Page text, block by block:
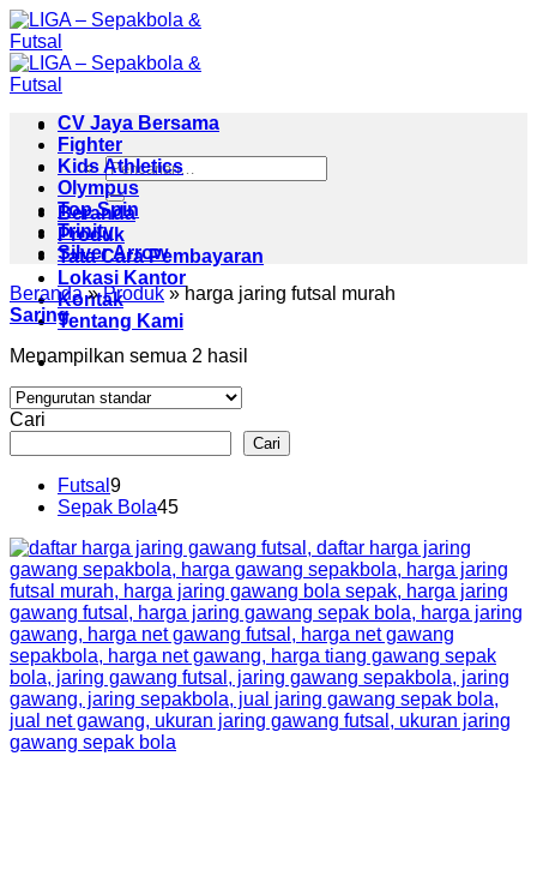
Skip
to
content
Pencarian
untuk:
Beranda
Produk
Tata Cara Pembayaran
Lokasi Kantor
Kontak
Tentang Kami
CV Jaya Bersama
Fighter
Kids Athletics
Olympus
Top Spin
Trinity
Silver Arrow
Beranda » Produk » harga jaring futsal murah
Saring
Menampilkan semua 2 hasil
Cari
Cari
Futsal 99
Produk
Sepak Bola4545